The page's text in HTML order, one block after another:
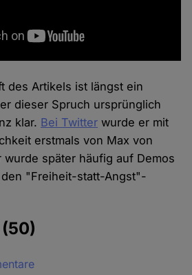
des Artikels ist längst ein
dieser Spruch ursprünglich
klar. Bei Twitter wurde er mit
erstmals von Max von
wurde später häufig auf Demos
"Freiheit-statt-Angst"-
(50)